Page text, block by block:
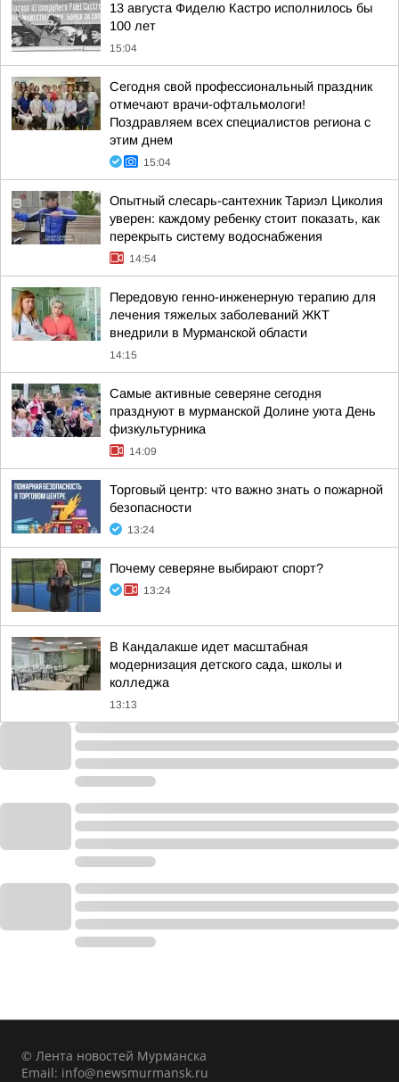
13 августа Фиделю Кастро исполнилось бы
100 лет
15:04
Сегодня свой профессиональный праздник
отмечают врачи-офтальмологи!
Поздравляем всех специалистов региона с
этим днем
15:04
Опытный слесарь-сантехник Тариэл Циколия
уверен: каждому ребенку стоит показать, как
перекрыть систему водоснабжения
14:54
Передовую генно-инженерную терапию для
лечения тяжелых заболеваний ЖКТ
внедрили в Мурманской области
14:15
Самые активные северяне сегодня
празднуют в мурманской Долине уюта День
физкультурника
14:09
Торговый центр: что важно знать о пожарной
безопасности
13:24
Почему северяне выбирают спорт?
13:24
В Кандалакше идет масштабная
модернизация детского сада, школы и
колледжа
13:13
© Лента новостей Мурманска
Email: info@newsmurmansk.ru